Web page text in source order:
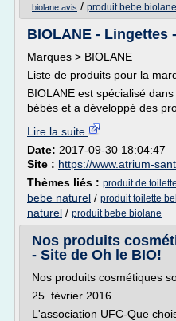
biolane avis / produit bebe biolane
BIOLANE - Lingettes
Marques > BIOLANE
Liste de produits pour la
BIOLANE est spécialisé
bébés et a développé des
Lire la suite
Date: 2017-09-30 18:04:47
Site : https://www.atrium-
Thèmes liés : produit de
bebe naturel / produit toilette
naturel / produit bebe biolane
Nos produits
- Site de Oh le BIO!
Nos produits cosmétiques
25. février 2016
L'association UFC-Que